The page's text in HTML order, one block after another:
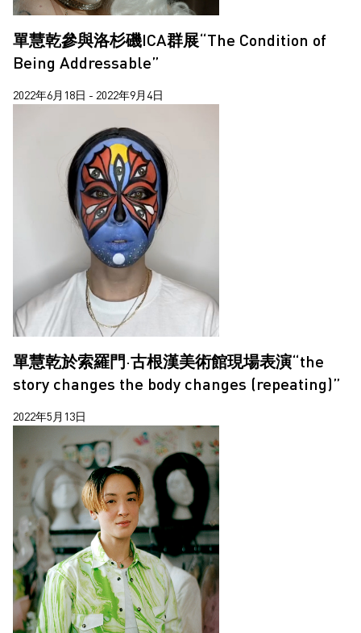
單慧乾參與洛杉磯ICA群展“The Condition of
Being Addressable”
2022年6月18日 - 2022年9月4日
單慧乾於索羅門·古根漢美術館現場表演“the
story changes the body changes (repeating)”
2022年5月13日